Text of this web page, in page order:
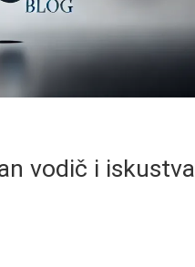
vodič i iskustva